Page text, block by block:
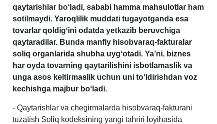
qaytarishlar boʻladi, sababi hamma mahsulotlar ham
sotilmaydi. Yaroqlilik muddati tugayotganda esa
tovarlar qoldigʻini odatda yetkazib beruvchiga
qaytaradilar. Bunda manfiy hisobvaraq-fakturalar
soliq organlarida shubha uygʻotadi. Ya’ni, biznes
har oyda tovarning qaytarilishini isbotlamaslik va
unga asos keltirmaslik uchun uni toʻldirishdan voz
kechishga majbur boʻladi.
- Qaytarishlar va chegirmalarda hisobvaraq-fakturani
tuzatish Soliq kodeksining yangi tahriri loyihasida